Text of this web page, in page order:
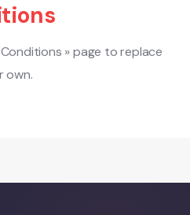
» page to replace
own.